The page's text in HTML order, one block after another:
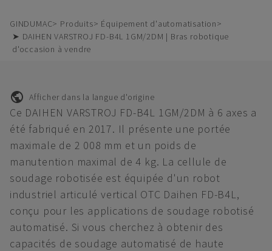
GINDUMAC Produits
Équipement d'automatisation
➤ DAIHEN VARSTROJ FD-B4L 1GM/2DM | Bras robotique
d'occasion à vendre
Afficher dans la langue d'origine
Ce DAIHEN VARSTROJ FD-B4L 1GM/2DM à 6 axes a
été fabriqué en 2017. Il présente une portée
maximale de 2 008 mm et un poids de
manutention maximal de 4 kg. La cellule de
soudage robotisée est équipée d'un robot
industriel articulé vertical OTC Daihen FD-B4L,
conçu pour les applications de soudage robotisé
automatisé. Si vous cherchez à obtenir des
capacités de soudage automatisé de haute